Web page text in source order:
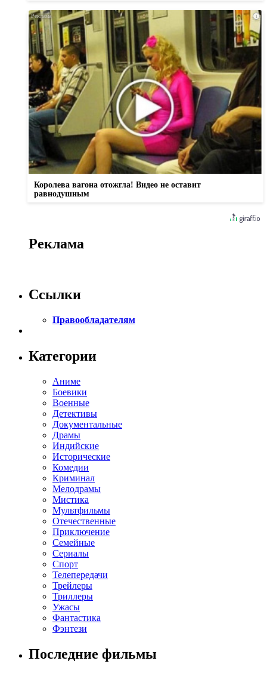
i
Королева вагона отожгла! Видео не оставит
равнодушным
Реклама
Ссылки
Правообладателям
Категории
Аниме
Боевики
Военные
Детективы
Документальные
Драмы
Индийские
Исторические
Комедии
Криминал
Мелодрамы
Мистика
Мультфильмы
Отечественные
Приключение
Семейные
Сериалы
Спорт
Телепередачи
Трейлеры
Триллеры
Ужасы
Фантастика
Фэнтези
Последние фильмы